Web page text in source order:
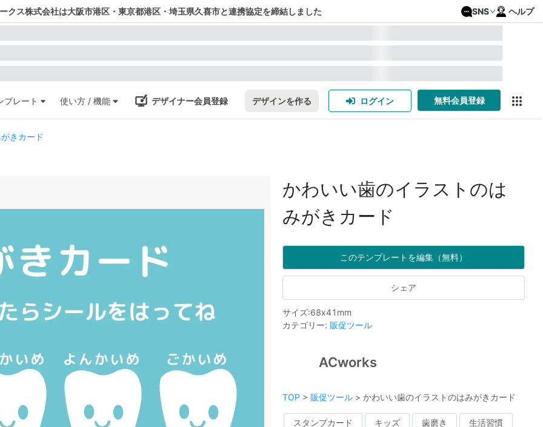
クス株式会社は大阪市港区・東京都港区・埼玉県久喜市と連携協定を締結しました SNS ヘルプ
プレート 使い方 / 機能 デザイナー会員登録 デザインを作る ログイン 無料会員登録
きカード
かわいい歯のイラストのは
みがきカード
このテンプレートを編集（無料）
シェア
サイズ:68x41 mm
カテゴリー: 販促ツール
ACworks
TOP > 販促ツール > かわいい歯のイラストのはみがきカード
スタンプカード キッズ 歯磨き 生活習慣